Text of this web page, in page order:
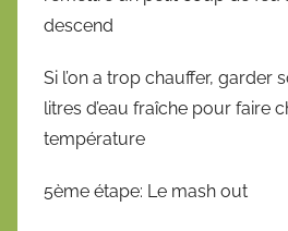
descend
Si l’on a trop chauffer, garder
litres d’eau fraîche pour faire
température
5ème étape: Le mash out